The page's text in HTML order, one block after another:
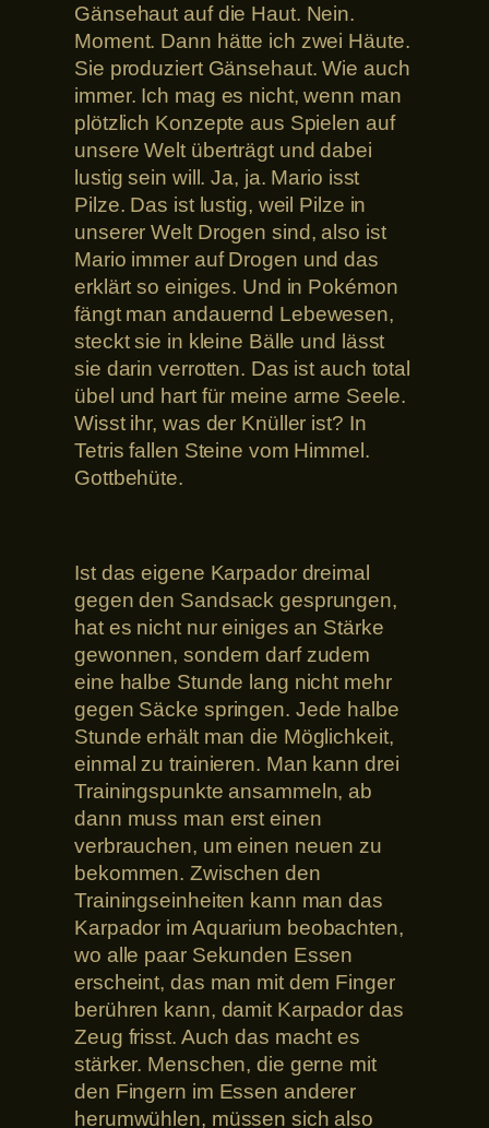
Gänsehaut auf die Haut. Nein.
Moment. Dann hätte ich zwei Häute.
Sie produziert Gänsehaut. Wie auch
immer. Ich mag es nicht, wenn man
plötzlich Konzepte aus Spielen auf
unsere Welt überträgt und dabei
lustig sein will. Ja, ja. Mario isst
Pilze. Das ist lustig, weil Pilze in
unserer Welt Drogen sind, also ist
Mario immer auf Drogen und das
erklärt so einiges. Und in Pokémon
fängt man andauernd Lebewesen,
steckt sie in kleine Bälle und lässt
sie darin verrotten. Das ist auch total
übel und hart für meine arme Seele.
Wisst ihr, was der Knüller ist? In
Tetris fallen Steine vom Himmel.
Gottbehüte.
Ist das eigene Karpador dreimal
gegen den Sandsack gesprungen,
hat es nicht nur einiges an Stärke
gewonnen, sondern darf zudem
eine halbe Stunde lang nicht mehr
gegen Säcke springen. Jede halbe
Stunde erhält man die Möglichkeit,
einmal zu trainieren. Man kann drei
Trainingspunkte ansammeln, ab
dann muss man erst einen
verbrauchen, um einen neuen zu
bekommen. Zwischen den
Trainingseinheiten kann man das
Karpador im Aquarium beobachten,
wo alle paar Sekunden Essen
erscheint, das man mit dem Finger
berühren kann, damit Karpador das
Zeug frisst. Auch das macht es
stärker. Menschen, die gerne mit
den Fingern im Essen anderer
herumwühlen, müssen sich also